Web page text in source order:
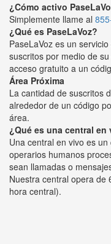
¿Cómo activo
Simplemente llame al
¿Qué es PaseLaVoz?
PaseLaVoz es un
suscritos por medio de
acceso gratuito a un
Área Próxima
La cantidad de suscritos
alrededor de un código
área.
¿Qué es una central en
Una central en vivo es
operarios humanos
sean llamadas o
Nuestra central opera de
hora central).